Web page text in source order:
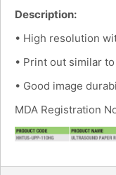
Description:
• High resolution
• Print out similar
• Good image
MDA Registration